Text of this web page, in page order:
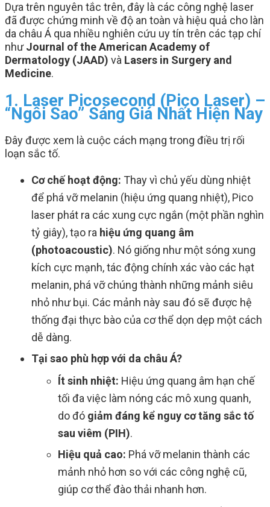
Dựa trên nguyên tắc trên, đây là các công nghệ laser
đã được chứng minh về độ an toàn và hiệu quả cho làn
da châu Á qua nhiều nghiên cứu uy tín trên các tạp chí
nhưJournal of the American Academy of
Dermatology (JAAD) và Lasers in Surgery and
Medicine.
1. Laser Picosecond (Pico Laser) –
“Ngôi Sao” Sáng Giá Nhất Hiện Nay
Đây được xem là cuộc cách mạng trong điều trị rối
loạn sắc tố.
Cơ chế hoạt động: Thay vì chủ yếu dùng nhiệt
để phá vỡ melanin (hiệu ứng quang nhiệt), Pico
laser phát ra các xung cực ngắn (một phần nghìn
tỷ giây), tạo ra hiệu ứng quang âm
(photoacoustic). Nó giống như một sóng xung
kích cực mạnh, tác động chính xác vào các hạt
melanin, phá vỡ chúng thành những mảnh siêu
nhỏ như bụi. Các mảnh này sau đó sẽ được hệ
thống đại thực bào của cơ thể dọn dẹp một cách
dễ dàng.
Tại sao phù hợp với da châu Á?
Ít sinh nhiệt: Hiệu ứng quang âm hạn chế
tối đa việc làm nóng các mô xung quanh,
do đó giảm đáng kể nguy cơ tăng sắc tố
sau viêm (PIH).
Hiệu quả cao: Phá vỡ melanin thành các
mảnh nhỏ hơn so với các công nghệ cũ,
giúp cơ thể đào thải nhanh hơn.